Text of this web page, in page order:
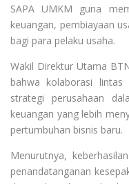
SAPA UMKM guna
keuangan, pembiayaan
bagi para pelaku usaha.
Wakil Direktur Utama
bahwa kolaborasi
strategi perusahaan
keuangan yang lebih
pertumbuhan bisnis baru.
Menurutnya,
penandatanganan